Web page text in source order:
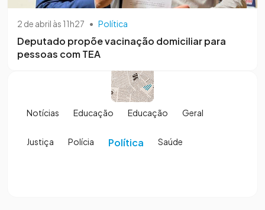
2 de abril às 11h27 • Política
Deputado propõe vacinação domiciliar para
pessoas com TEA
Notícias Educação Educação Geral
Justiça Polícia Política Saúde